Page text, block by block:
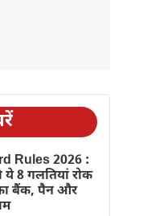
Rules 2026 :
ये 8 गलतियां रोक
बैंक, पैन और